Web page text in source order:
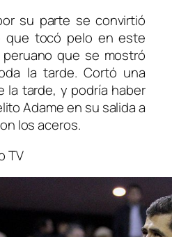
su parte se convirtió
que tocó pelo en este
peruano que se mostró
la tarde. Cortó una
la tarde, y podría haber
Adame en su salida a
los aceros.
TV